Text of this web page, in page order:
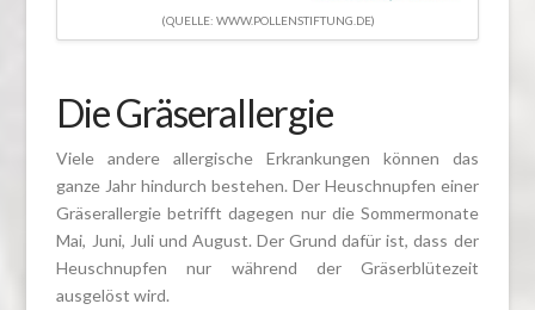
(QUELLE: WWW.POLLENSTIFTUNG.DE)
Die Gräserallergie
Viele andere allergische Erkrankungen können das
ganze Jahr hindurch bestehen. Der Heuschnupfen einer
Gräserallergie betrifft dagegen nur die Sommermonate
Mai, Juni, Juli und August. Der Grund dafür ist, dass der
Heuschnupfen nur während der Gräserblütezeit
ausgelöst wird.